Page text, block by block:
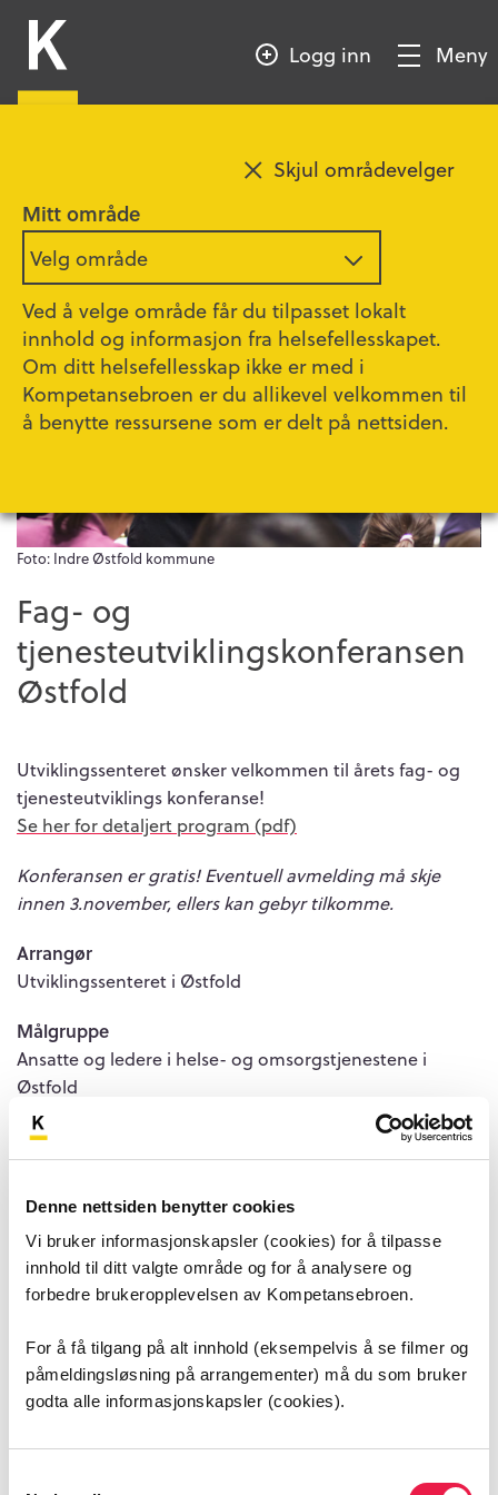
Denne nettsiden benytter cookies
Vi bruker informasjonskapsler (cookies) for å tilpasse
innhold til ditt valgte område og for å analysere og
forbedre brukeropplevelsen av Kompetansebroen.
For å få tilgang på alt innhold (eksempelvis å se filmer og
påmeldingsløsning på arrangementer) må du som bruker
godta alle informasjonskapsler (cookies).
Mitt område
Velg område
Ved å velge område får du tilpasset lokalt
innhold og informasjon fra helsefellesskapet.
Om ditt helsefellesskap ikke er med i
Kompetansebroen er du allikevel velkommen til
å benytte ressursene som er delt på nettsiden.
Skjul områdevelger
HOVEDINNHOLD
KompetansebroenLogg inn
Vis/SkjulMeny
Foto: Indre Østfold kommune
Fag- og
tjenesteutviklingskonferansen
Østfold
Utviklingssenteret ønsker velkommen til årets fag- og
tjenesteutviklings konferanse!
Se her for detaljert program (pdf)
Konferansen er gratis! Eventuell avmelding må skje
innen 3.november, ellers kan gebyr tilkomme.
Arrangør
Utviklingssenteret i Østfold
Målgruppe
Ansatte og ledere i helse- og omsorgstjenestene i
Østfold
Mål for arrangementet
Faglig påfyll og erfaringsdeling
Påmeldingsfrist
03. november 2025 kl 12.00
Pris for arrangementet
Kontaktperson for arrangementet
Annette Bjerkenes(annette.bjerkenes@io.kommune.no)
(jon.kristian.kolstad@io.kommune.no)